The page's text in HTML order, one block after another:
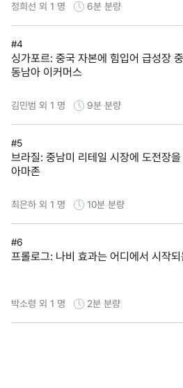
정희선 외 1 명 6분 분량
#4
싱가포르: 중국 자본에 힘입어 급성장
동남아 이커머스
김민범 외 1 명 9분 분량
#5
브라질: 중남미 리테일 시장에 도전장을
아마존
최은하 외 1 명 10분 분량
#6
프롤로그: 나비 효과는 어디에서 시작
박소령 외 1 명 2분 분량